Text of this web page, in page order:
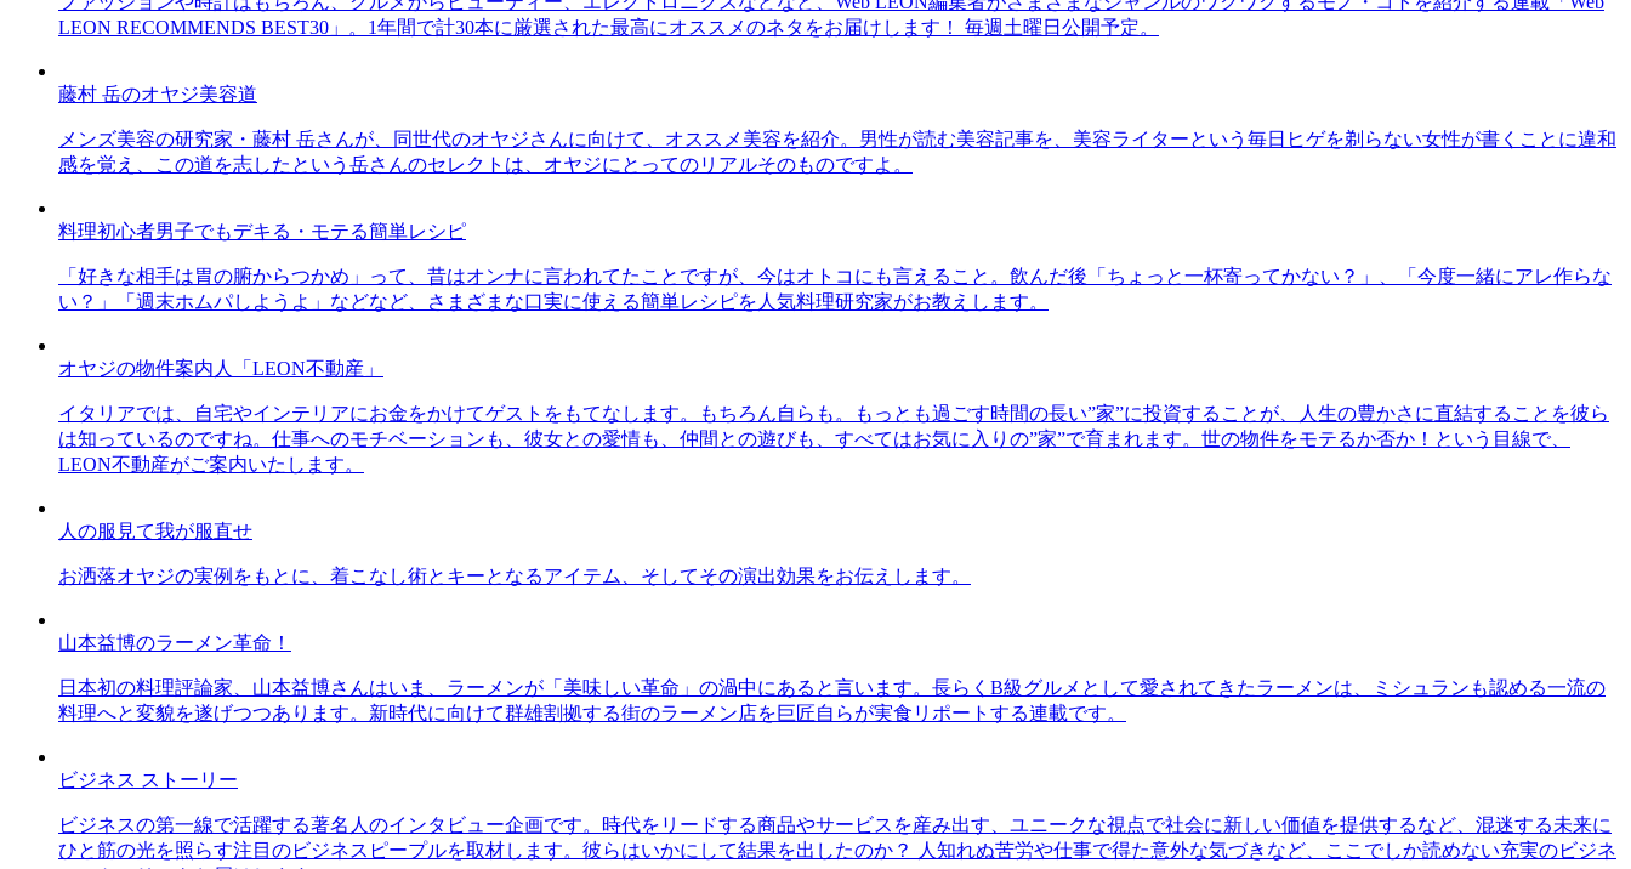
LEON RECOMMENDS BEST30」。1年間で計30本に厳選された最高にオススメのネタをお届けします！ 毎週土曜日公開予定。
藤村 岳のオヤジ美容道
メンズ美容の研究家・藤村 岳さんが、同世代のオヤジさんに向けて、オススメ美容を紹介。男性が読む美容記事を、美容ライターという毎日ヒゲを剃らない女性が書くことに違和
感を覚え、この道を志したという岳さんのセレクトは、オヤジにとってのリアルそのものですよ。
料理初心者男子でもデキる・モテる簡単レシピ
「好きな相手は胃の腑からつかめ」って、昔はオンナに言われてたことですが、今はオトコにも言えること。飲んだ後「ちょっと一杯寄ってかない？」、「今度一緒にアレ作らな
い？」「週末ホムパしようよ」などなど、さまざまな口実に使える簡単レシピを人気料理研究家がお教えします。
オヤジの物件案内人「LEON不動産」
イタリアでは、自宅やインテリアにお金をかけてゲストをもてなします。もちろん自らも。もっとも過ごす時間の長い”家”に投資することが、人生の豊かさに直結することを彼ら
は知っているのですね。仕事へのモチベーションも、彼女との愛情も、仲間との遊びも、すべてはお気に入りの”家”で育まれます。世の物件をモテるか否か！という目線で、
LEON不動産がご案内いたします。
人の服見て我が服直せ
お洒落オヤジの実例をもとに、着こなし術とキーとなるアイテム、そしてその演出効果をお伝えします。
山本益博のラーメン革命！
日本初の料理評論家、山本益博さんはいま、ラーメンが「美味しい革命」の渦中にあると言います。長らくB級グルメとして愛されてきたラーメンは、ミシュランも認める一流の
料理へと変貌を遂げつつあります。新時代に向けて群雄割拠する街のラーメン店を巨匠自らが実食リポートする連載です。
ビジネス ストーリー
ビジネスの第一線で活躍する著名人のインタビュー企画です。時代をリードする商品やサービスを産み出す、ユニークな視点で社会に新しい価値を提供するなど、混迷する未来に
ひと筋の光を照らす注目のビジネスピープルを取材します。彼らはいかにして結果を出したのか？ 人知れぬ苦労や仕事で得た意外な気づきなど、ここでしか読めない充実のビジネ